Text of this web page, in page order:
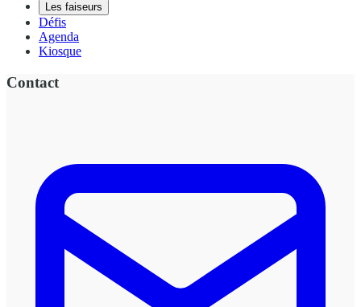
Les faiseurs
Défis
Agenda
Kiosque
Contact